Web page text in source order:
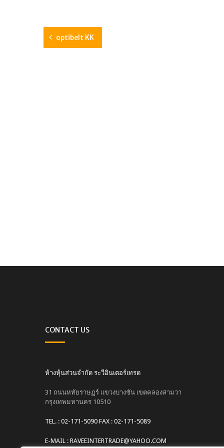
optibelt KK
CONTACT US
ห้างหุ้นส่วนจำกัด ระวีอินเตอร์เทรด
31 ถนนหทัยราษฏร์ แขวงบางชัน เขตคลองสามวา
กรุงเทพมหานคร 10510
TEL. : 02-171-5090 FAX : 02-171-5089
E-MAIL : RAVEEINTERTRADE@YAHOO.COM